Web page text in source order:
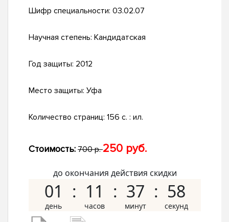
Шифр специальности: 03.02.07
Научная степень: Кандидатская
Год защиты: 2012
Место защиты: Уфа
Количество страниц: 156 с. : ил.
Стоимость: 700 р.250 руб.
до окончания действия скидки
01 11 37 57